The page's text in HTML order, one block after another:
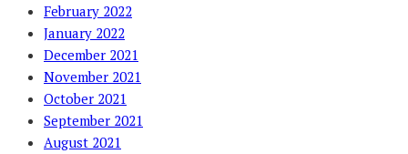
February 2022
January 2022
December 2021
November 2021
October 2021
September 2021
August 2021